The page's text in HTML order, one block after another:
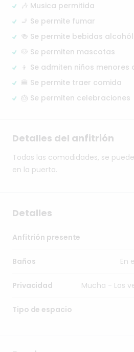
🎶 Musica permitida
🚬 Se permite fumar
🍻 Se permite bebidas
🐶 Se permiten mascotas
👦 Se admiten niños menores
🍔 Se permite traer comida
🎂 Se permiten celebraciones
Detalles del anfitrión
Todas las comodidades, se puede
en la puerta.
Detalles
Anfitrión presente
Baños En
Privacidad Mucha - Los
Tipo de espacio